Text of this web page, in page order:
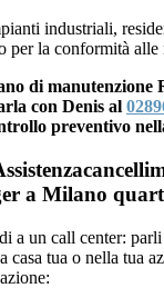
industriali,
per la conformità
di manutenzione
con Denis al
preventivo
a Milano
a un call center:
casa tua o nella tua